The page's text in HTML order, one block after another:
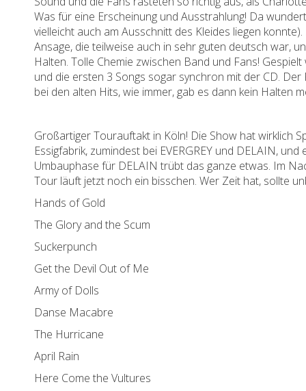
Was für eine Erscheinung und Ausstrahlung! Da
vielleicht auch am Ausschnitt des Kleides liegen
Ansage, die teilweise auch in sehr guten deutsch war,
Halten. Tolle Chemie zwischen Band und Fans!
und die ersten 3 Songs sogar synchron mit der CD.
bei den alten Hits, wie immer, gab es dann kein Halten
Großartiger Tourauftakt in Köln! Die Show hat wirklich
Essigfabrik, zumindest bei EVERGREY und DELAIN,
Umbauphase für DELAIN trübt das ganze etwas. Im
Tour läuft jetzt noch ein bisschen. Wer Zeit hat, sollte
Hands of Gold
The Glory and the Scum
Suckerpunch
Get the Devil Out of Me
Army of Dolls
Danse Macabre
The Hurricane
April Rain
Here Come the Vultures